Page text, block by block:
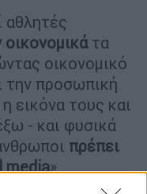
αθλητές
οικονομικάτα
οικονομικό
την προσωπική
εικόνα τους και
- και φυσικά
πρέπει
media»,